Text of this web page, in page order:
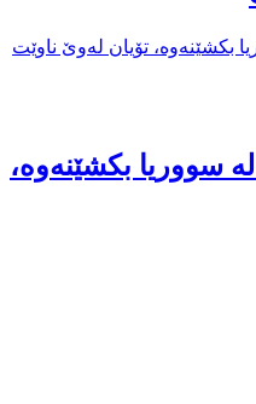
سووریا بکشێنەوە،